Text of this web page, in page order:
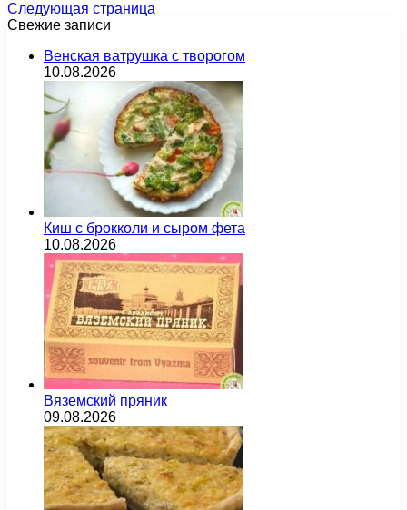
Следующая страница
Свежие записи
Венская ватрушка с творогом
10.08.2026
Киш с брокколи и сыром фета
10.08.2026
Вяземский пряник
09.08.2026